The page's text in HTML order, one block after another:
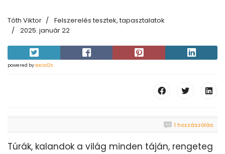
Tóth Viktor
Felszerelés tesztek, tapasztalatok
2025. január 22
powered bysocial2s
1 hozzászólás
Túrák, kalandok a világ minden táján, rengeteg